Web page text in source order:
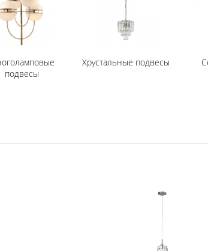
подвесы
Хрустальные подвесы